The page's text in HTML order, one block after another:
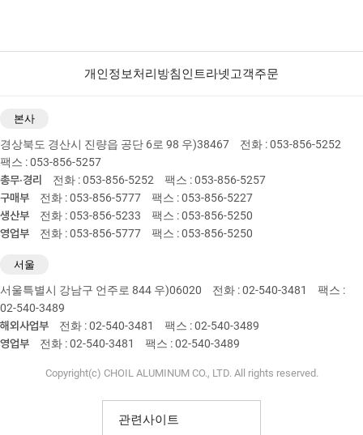
KO
개인정보처리방침인트라넷고객주문
본사
경상북도 경산시 진량읍 공단 6로 98 우)38467
전화 : 053-856-5252
팩스 : 053-856-5257
총무·경리
전화 : 053-856-5252
팩스 : 053-856-5257
구매부
전화 : 053-856-5777
팩스 : 053-856-5227
생산부
전화 : 053-856-5233
팩스 : 053-856-5250
영업부
전화 : 053-856-5777 팩스 : 053-856-5250
서울
서울특별시 강남구 언주로 844 우)06020 전화 : 02-540-3481
팩스 :
02-540-3489
해외사업부
전화 : 02-540-3481
팩스 : 02-540-3489
영업부
전화 : 02-540-3481 팩스 : 02-540-3489
Copyright(c) CHOIL ALUMINUM CO., LTD. All rights reserved.
관련사이트